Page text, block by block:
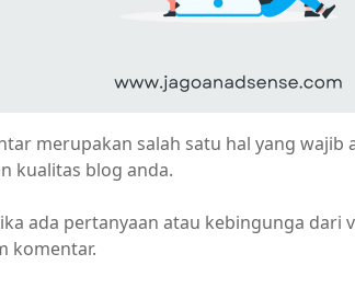
merupakan salah satu hal yang wajib
kualitas blog anda.
ada pertanyaan atau kebingunga dari
komentar.